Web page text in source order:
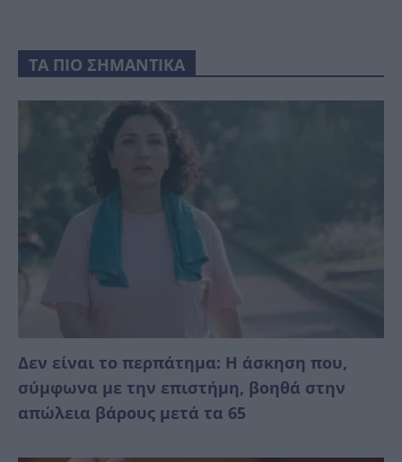
ΤΑ ΠΙΟ ΣΗΜΑΝΤΙΚΑ
Δεν είναι το περπάτημα: Η άσκηση που,
σύμφωνα με την επιστήμη, βοηθά στην
απώλεια βάρους μετά τα 65